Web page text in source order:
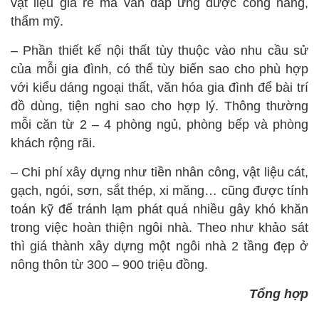
thẩm mỹ.
– Phần thiết kế nội thất tùy thuộc vào nhu cầu sử
của mỗi gia đình, có thể tùy biến sao cho phù hợp
với kiểu dáng ngoại thất, văn hóa gia đình để bài trí
đồ dùng, tiện nghi sao cho hợp lý. Thông thường
mỗi căn từ 2 – 4 phòng ngủ, phòng bếp và phòng
khách rộng rãi.
– Chi phí xây dựng như tiền nhân công, vật liệu cát,
gạch, ngói, sơn, sắt thép, xi măng… cũng được tính
toán kỹ để tránh lạm phát quá nhiều gây khó khăn
trong việc hoàn thiện ngôi nhà. Theo như khảo sát
thì giá thành xây dựng một ngôi nhà 2 tầng đẹp ở
nông thôn từ 300 – 900 triệu đồng.
Tổng hợp